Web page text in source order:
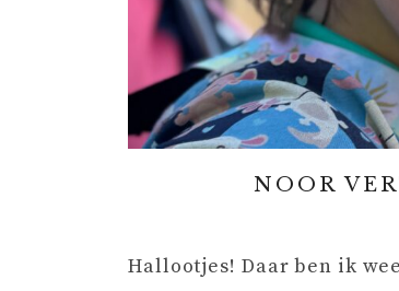
NOOR
Hallootjes! Daar ben ik